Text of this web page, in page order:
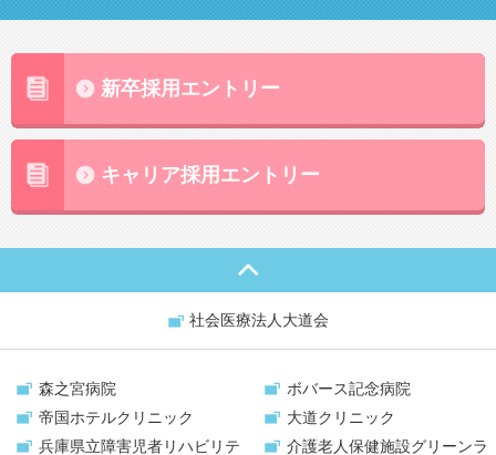
新卒採用エントリー
キャリア採用エントリー
社会医療法人大道会
森之宮病院
ボバース記念病院
帝国ホテルクリニック
大道クリニック
兵庫県立障害児者リハビリテ
介護老人保健施設グリーンラ